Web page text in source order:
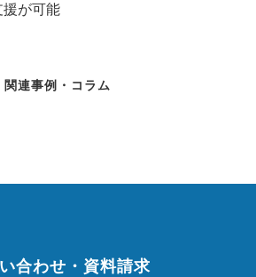
援が可能
関連事例・コラム
合わせ・資料請求